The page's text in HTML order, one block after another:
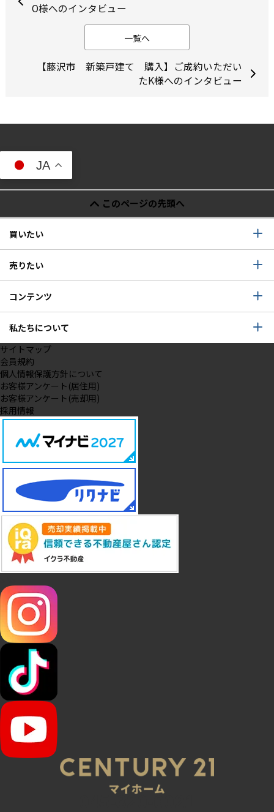
O様へのインタビュー
一覧へ
【藤沢市 新築戸建て 購入】ご成約いただい
たK様へのインタビュー
JA
このページの先頭へ
買いたい
売りたい
コンテンツ
私たちについて
サイトマップ
会員規約
個人情報保護方針について
お客様アンケート(居住用)
お客様アンケート(売却用)
採用情報